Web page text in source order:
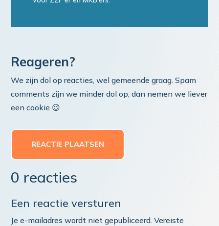
Reageren?
We zijn dol op reacties, wel gemeende graag. Spam
comments zijn we minder dol op, dan nemen we liever
een cookie 😉
REACTIE PLAATSEN
0 reacties
Een reactie versturen
Je e-mailadres wordt niet gepubliceerd. Vereiste